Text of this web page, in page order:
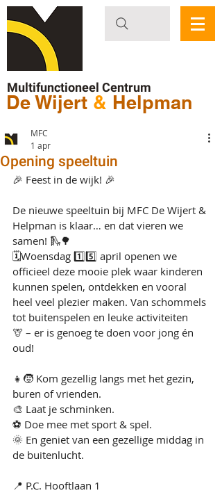
Multifunctioneel Centrum
De Wijert & Helpman
Opening speeltuin
MFC
1 apr
🎉 Feest in de wijk! 🎉
De nieuwe speeltuin bij MFC De Wijert &
Helpman is klaar… en dat vieren we
samen! 🛝🌳
🗓Woensdag 1️⃣5️⃣ april openen we
officieel deze mooie plek waar kinderen
kunnen spelen, ontdekken en vooral
heel veel plezier maken. Van schommels
tot buitenspelen en leuke activiteiten
🦒 – er is genoeg te doen voor jong én
oud!
👧🧒 Kom gezellig langs met het gezin,
buren of vrienden.
🎨 Laat je schminken.
⚽ Doe mee met sport & spel.
🌞 En geniet van een gezellige middag in
de buitenlucht.
📍 P.C. Hooftlaan 1